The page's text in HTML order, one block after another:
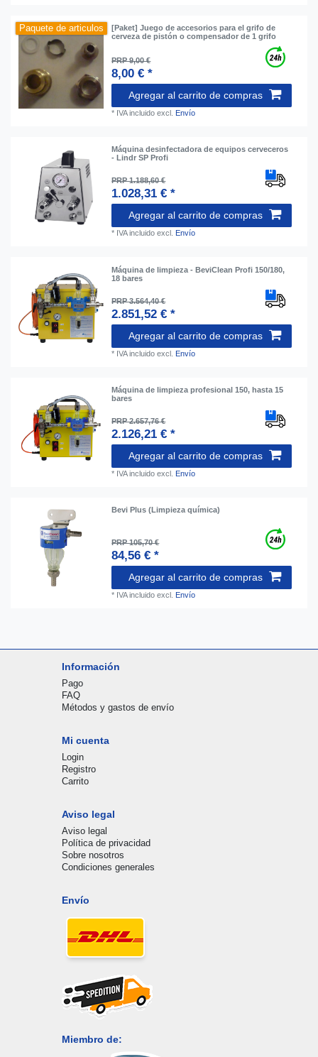
Paquete de articulos
[Paket] Juego de accesorios para el grifo de
cerveza de pistón o compensador de 1 grifo
PRP 9,00 €
8,00 € *
Agregar al carrito de compras
* IVA incluido excl. Envío
Máquina desinfectadora de equipos cerveceros
- Lindr SP Profi
PRP 1.188,60 €
1.028,31 € *
Agregar al carrito de compras
* IVA incluido excl. Envío
Máquina de limpieza - BeviClean Profi 150/180,
18 bares
PRP 3.564,40 €
2.851,52 € *
Agregar al carrito de compras
* IVA incluido excl. Envío
Máquina de limpieza profesional 150, hasta 15
bares
PRP 2.657,76 €
2.126,21 € *
Agregar al carrito de compras
* IVA incluido excl. Envío
Bevi Plus (Limpieza química)
PRP 105,70 €
84,56 € *
Agregar al carrito de compras
* IVA incluido excl. Envío
Información
Pago
FAQ
Métodos y gastos de envío
Mi cuenta
Login
Registro
Carrito
Aviso legal
Aviso legal
Política de privacidad
Sobre nosotros
Condiciones generales
Envío
Miembro de: